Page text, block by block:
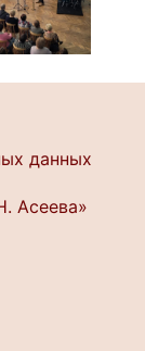
данных
Асеева»